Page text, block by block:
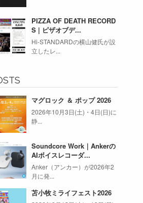
PIZZA OF DEATH RECORD
S | ピザオブデ...
Hi-STANDARDの横山健氏が設
立したレ...
マグロック ＆ ポップ 2026
2026年10月3日(土)・4日(日)に
静...
Soundcore Work｜Ankerの
AIボイスレコーダ...
Anker（アンカー）が2026年2
月に発...
苫小牧ミライフェスト2026